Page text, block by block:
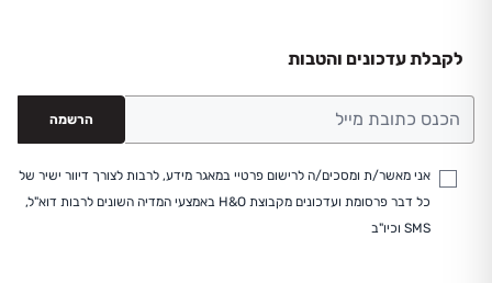
לקבלת עדכונים והטבות
הרשמה
אני מאשר/ת ומסכים/ה לרישום פרטיי במאגר מידע, לרבות לצורך דיוור ישיר של
כל דבר פרסומת ועדכונים מקבוצת H&O באמצעי המדיה השונים לרבות דוא"ל,
SMS וכיו"ב